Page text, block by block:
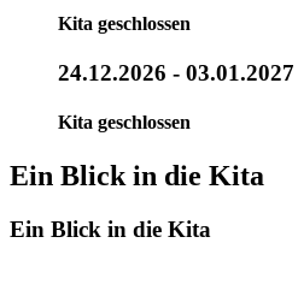
Kita geschlossen
24.12.2026 - 03.01.2027
Kita geschlossen
Ein Blick in die Kita
Ein Blick in die Kita